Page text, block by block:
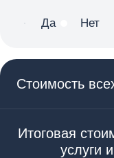
Да Нет
Стоимость
Итоговая
услуги